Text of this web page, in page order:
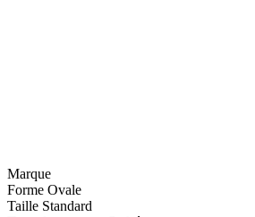
Marque
Forme Ovale
Taille Standard